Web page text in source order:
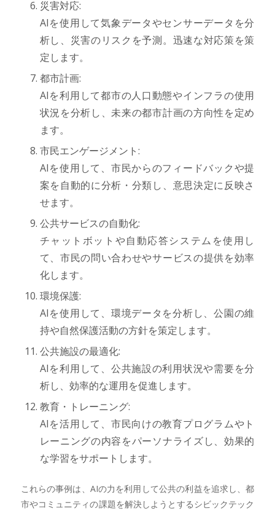
災害対応:
AIを使用して気象データやセンサーデータを分
析し、災害のリスクを予測。迅速な対応策を策
定します。
都市計画:
AIを利用して都市の人口動態やインフラの使用
状況を分析し、未来の都市計画の方向性を定め
ます。
市民エンゲージメント:
AIを使用して、市民からのフィードバックや提
案を自動的に分析・分類し、意思決定に反映さ
せます。
公共サービスの自動化:
チャットボットや自動応答システムを使用し
て、市民の問い合わせやサービスの提供を効率
化します。
環境保護:
AIを使用して、環境データを分析し、公園の維
持や自然保護活動の方針を策定します。
公共施設の最適化:
AIを利用して、公共施設の利用状況や需要を分
析し、効率的な運用を促進します。
教育・トレーニング:
AIを活用して、市民向けの教育プログラムやト
レーニングの内容をパーソナライズし、効果的
な学習をサポートします。
これらの事例は、AIの力を利用して公共の利益を追求し、都
市やコミュニティの課題を解決しようとするシビックテック